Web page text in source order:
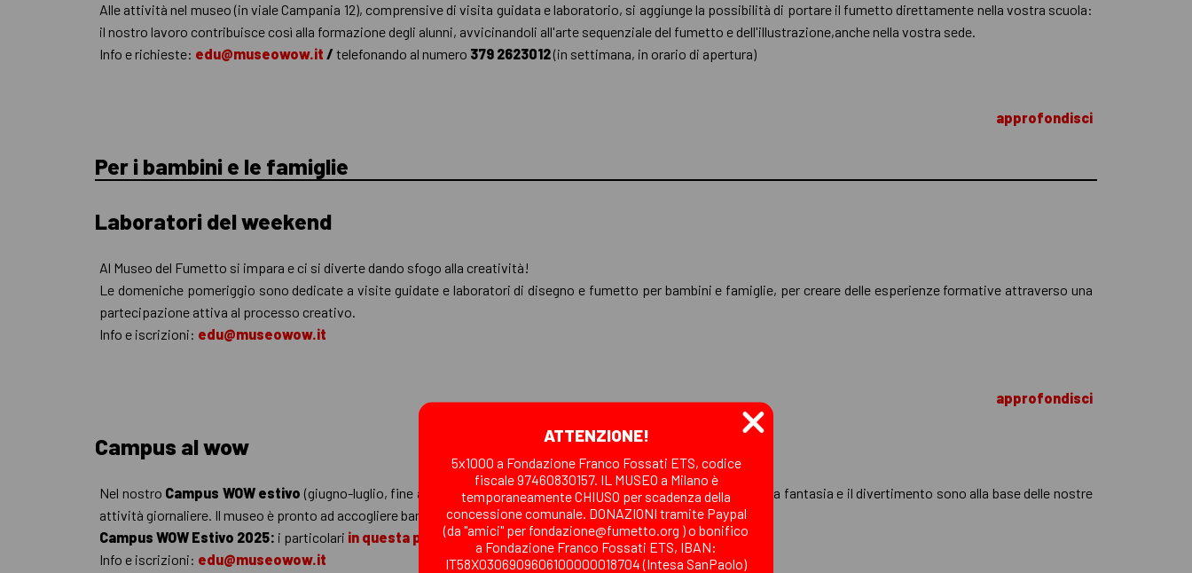
Alle attività nel museo (in viale Campania 12), comprensive di visita guidata e laboratorio, si aggiunge la possibilità di portare il fumetto direttamente nella vostra scuola:
il nostro lavoro contribuisce così alla formazione degli alunni, avvicinandoli all'arte sequenziale del fumetto e dell'illustrazione,anche nella vostra sede.
Info e richieste: edu@museowow.it / telefonando al numero 379 2623012(in settimana, in orario di apertura)
approfondisci
Per i bambini e le famiglie
Laboratori del weekend
Al Museo del Fumetto si impara e ci si diverte dando sfogo alla creatività!
Le domeniche pomeriggio sono dedicate a visite guidate e laboratori di disegno e fumetto per bambini e famiglie, per creare delle esperienze formative attraverso una
partecipazione attiva al processo creativo.
Info e iscrizioni: edu@museowow.it
approfondisci
Campus al wow
Nel nostro Campus WOW estivo (giugno-luglio, fine agosto e inizio settembre) e in quelloinvernale l’inventiva, la fantasia e il divertimento sono alla base delle nostre
attività giornaliere. Il museo è pronto ad accogliere bambini e ragazzitra i 7 e i 14 anniper esperienze fumettose!
Campus WOW Estivo 2025: i particolari in questa pagina.
Info e iscrizioni: edu@museowow.it
ATTENZIONE!
5x1000 a Fondazione Franco Fossati ETS, codice
fiscale 97460830157. IL MUSEO a Milano è
temporaneamente CHIUSO per scadenza della
concessione comunale. DONAZIONI tramite Paypal
(da "amici" per fondazione@fumetto.org ) o bonifico
a Fondazione Franco Fossati ETS, IBAN:
IT58X0306909606100000018704 (Intesa SanPaolo)